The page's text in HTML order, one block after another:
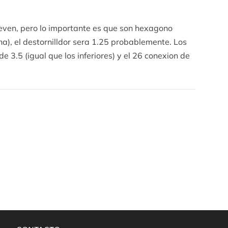
pero lo importante es que son hexagono
el destornilldor sera 1.25 probablemente. Los
3.5 (igual que los inferiores) y el 26 conexion de